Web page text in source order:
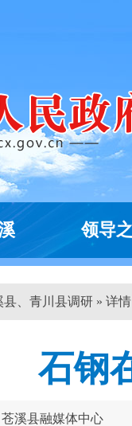
领导
县、青川县调研 » 详情
石钢
溪县融媒体中心